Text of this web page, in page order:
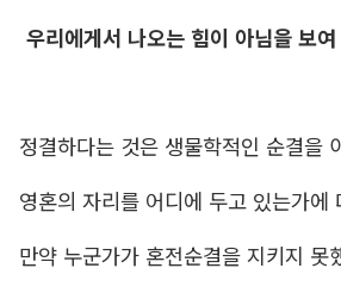
우리에게서 나오는 힘이 아님을 보
정결하다는 것은 생물학적인 순결을
영혼의 자리를 어디에 두고 있는가에
만약 누군가가 혼전순결을 지키지 못